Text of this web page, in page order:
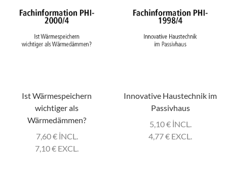
Ist Wärmespeichern
wichtiger als
Wärmedämmen?
7,60€INCL.
7,10€ EXCL.
Innovative Haustechnik im
Passivhaus
5,10€INCL.
4,77€ EXCL.